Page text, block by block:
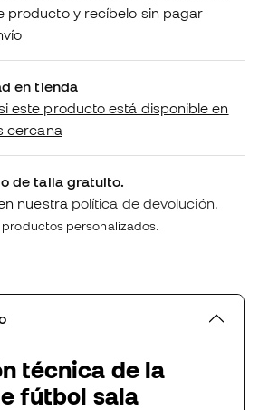
producto y recíbelo sin pagar
en tienda
este producto está disponible en
cercana
de talla gratuito.
nuestra política de devolución.
personalizados.
técnica de la
fútbol sala